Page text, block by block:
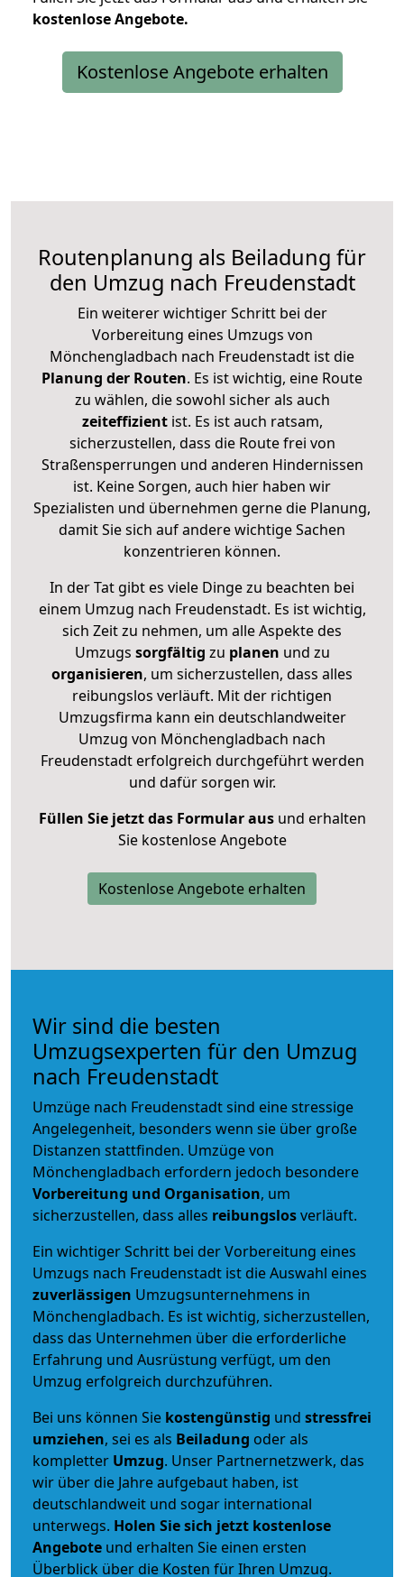
kostenloseAngebote.
Kostenlose Angebote erhalten
Routenplanung als Beiladung für
den Umzug nach Freudenstadt
Ein weiterer wichtiger Schritt bei der
Vorbereitung eines Umzugs von
Mönchengladbach nach Freudenstadt ist die
Planung der Routen. Es ist wichtig, eine Route
zu wählen, die sowohl sicher als auch
zeiteffizientist. Es ist auch ratsam,
sicherzustellen, dass die Route frei von
Straßensperrungen und anderen Hindernissen
ist. Keine Sorgen, auch hier haben wir
Spezialisten und übernehmen gerne die Planung,
damit Sie sich auf andere wichtige Sachen
konzentrieren können.
In der Tat gibt es viele Dinge zu beachten bei
einem Umzug nach Freudenstadt. Es ist wichtig,
sich Zeit zu nehmen, um alle Aspekte des
Umzugs sorgfältig zu planen und zu
organisieren, um sicherzustellen, dass alles
reibungslos verläuft. Mit der richtigen
Umzugsfirma kann ein deutschlandweiter
Umzug von Mönchengladbach nach
Freudenstadt erfolgreich durchgeführt werden
und dafür sorgen wir.
Füllen Sie jetzt das Formular ausund erhalten
Sie kostenlose Angebote
Kostenlose Angebote erhalten
Wir sind die besten
Umzugsexperten für den Umzug
nach Freudenstadt
Umzüge nach Freudenstadt sind eine stressige
Angelegenheit, besonders wenn sie über große
Distanzen stattfinden. Umzüge von
Mönchengladbach erfordern jedoch besondere
Vorbereitung und Organisation, um
sicherzustellen, dass alles reibungslosverläuft.
Ein wichtiger Schritt bei der Vorbereitung eines
Umzugs nach Freudenstadt ist die Auswahl eines
zuverlässigen Umzugsunternehmens in
Mönchengladbach. Es ist wichtig, sicherzustellen,
dass das Unternehmen über die erforderliche
Erfahrung und Ausrüstung verfügt, um den
Umzug erfolgreich durchzuführen.
Bei uns können Sie kostengünstig und stressfrei
umziehen, sei es als Beiladung oder als
kompletter Umzug. Unser Partnernetzwerk, das
wir über die Jahre aufgebaut haben, ist
deutschlandweit und sogar international
unterwegs. Holen Sie sich jetzt kostenlose
Angebote und erhalten Sie einen ersten
Überblick über die Kosten für Ihren Umzug.